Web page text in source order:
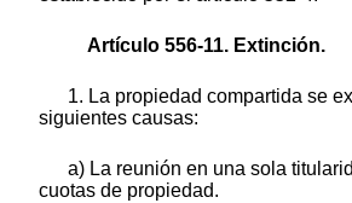
Artículo 556-11. Extinción.
1. La propiedad compartida se
siguientes causas:
a) La reunión en una sola
cuotas de propiedad.